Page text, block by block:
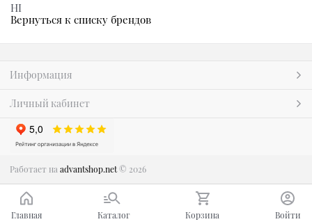
HI
Вернуться к списку брендов
Информация
Личный кабинет
Работает на advantshop.net© 2026
Главная Каталог Корзина Войти